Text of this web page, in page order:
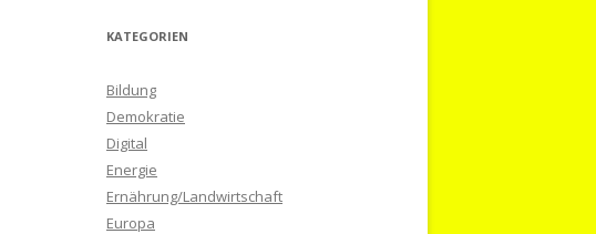
h
n
a
c
h
:
KATEGORIEN
Bildung
Demokratie
Digital
Energie
Ernährung/Landwirtschaft
Europa